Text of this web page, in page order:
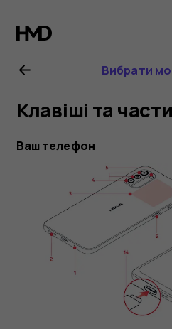
Посібник
Nokia
G21
Вибрати
Клавіші та
Ваш телефон